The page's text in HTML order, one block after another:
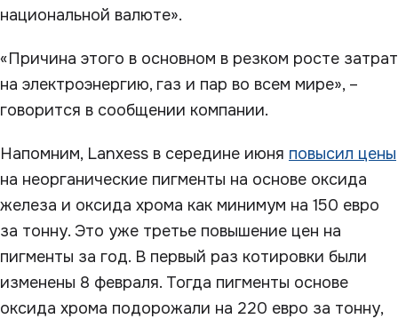
национальной валюте».
«Причина этого в основном в резком росте затрат
на электроэнергию, газ и пар во всем мире», –
говорится в сообщении компании.
Напомним, Lanxess в середине июня повысил цены
на неорганические пигменты на основе оксида
железа и оксида хрома как минимум на 150 евро
за тонну. Это уже третье повышение цен на
пигменты за год. В первый раз котировки были
изменены 8 февраля. Тогда пигменты основе
оксида хрома подорожали на 220 евро за тонну,